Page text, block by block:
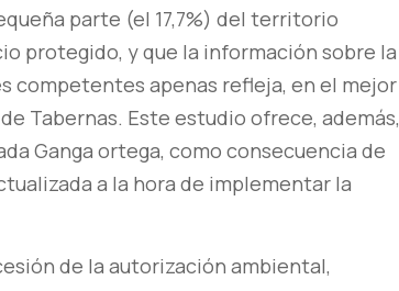
parte (el 17,7%) del territorio
protegido, y que la información sobre la
competentes apenas refleja, en el mejor
Tabernas. Este estudio ofrece, además,
Ganga ortega, como consecuencia de
a la hora de implementar la
de la autorización ambiental,